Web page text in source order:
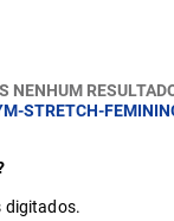
NENHUM
STRETCH-
digitados.